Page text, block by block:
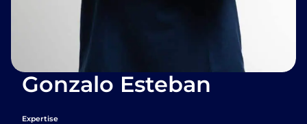
Gonzalo Esteban
Expertise